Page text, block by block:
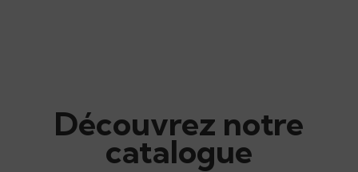
Découvrez notre
catalogue